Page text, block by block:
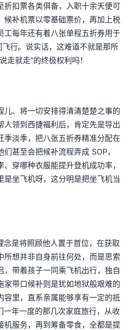
折扣票各类俱备，入职十余天便可
候补机票以零基础票价，再加上税
工每年还有着八张单程五折券用于
行。说实话，这难道不就是那所
走就走”的终极权利吗！
儿、将一切安排得清清楚楚之事的
人领到西捷福利后，肯定先是导出
季淡季，把八张五折券精准分配在
甚至会把候补流程弄成 SOP，
穿哪种衣服能提升登机成功率，
是坐飞机呀，这分明是把坐飞机当
念是将照顾他人置于首位，在获取
所想并非自身前往何处，而是思索
，带着孩子一同乘飞机出行，独自
家带口候补则是犹如地狱般艰难的
容里，直系亲属能够享有一定的抵
一年一度的那几次家庭旅行，从收
机服务，再到筹备零食，全都是提